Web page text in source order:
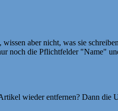
aber nicht, was sie
noch die Pflichtfelder "Name"
wieder entfernen? Dann die